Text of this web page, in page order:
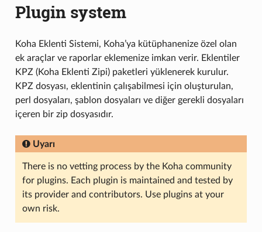
Plugin system
Koha Eklenti Sistemi, Koha’ya kütüphanenize özel olan
ek araçlar ve raporlar eklemenize imkan verir. Eklentiler
KPZ (Koha Eklenti Zipi) paketleri yüklenerek kurulur.
KPZ dosyası, eklentinin çalışabilmesi için oluşturulan,
perl dosyaları, şablon dosyaları ve diğer gerekli dosyaları
içeren bir zip dosyasıdır.
Uyarı
There is no vetting process by the Koha community
for plugins. Each plugin is maintained and tested by
its provider and contributors. Use plugins at your
own risk.